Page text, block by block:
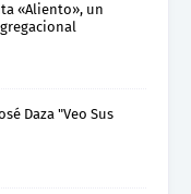
«Aliento», un
Daza "Veo Sus